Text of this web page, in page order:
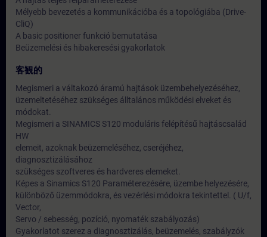
Mélyebb bevezetés a kommunikációba és a topológiába (Drive-
CliQ)
A basic positioner funkció bemutatása
Beüzemelési és hibakeresési gyakorlatok
客観的
Megismeri a váltakozó áramú hajtások üzembehelyezéséhez,
üzemeltetéséhez szükséges álltalános működési elveket és
módokat.
Megismeri a SINAMICS S120 moduláris felépítésű hajtáscsalád
HW
elemeit, azoknak beüzemeléséhez, cseréjéhez,
diagnosztizálásához
szükséges szoftveres és hardveres elemeket.
Képes a Sinamics S120 Paraméterezésére, üzembe helyezésére,
különböző üzemmódokra, és vezérlési módokra tekintettel. ( U/f,
Vector,
Servo / sebesség, pozíció, nyomaték szabályozás)
Gyakorlatot szerez a diagnosztizálás, beüzemelés, szabályzók